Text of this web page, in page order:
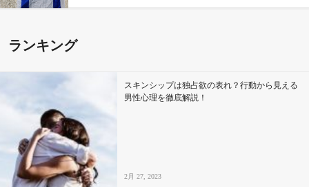
ランキング
スキンシップは独占欲の表れ？行動から見える
男性心理を徹底解説！
2月 27, 2023